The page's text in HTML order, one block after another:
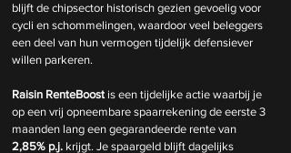
blijft de chipsector historisch gezien gevoelig voor
cycli en schommelingen, waardoor veel beleggers
een deel van hun vermogen tijdelijk defensiever
willen parkeren.
Raisin RenteBoost is een tijdelijke actie waarbij je
op een vrij opneembare spaarrekening de eerste 3
maanden lang een gegarandeerde rente van
2,85% p.j. krijgt. Je spaargeld blijft dagelijks